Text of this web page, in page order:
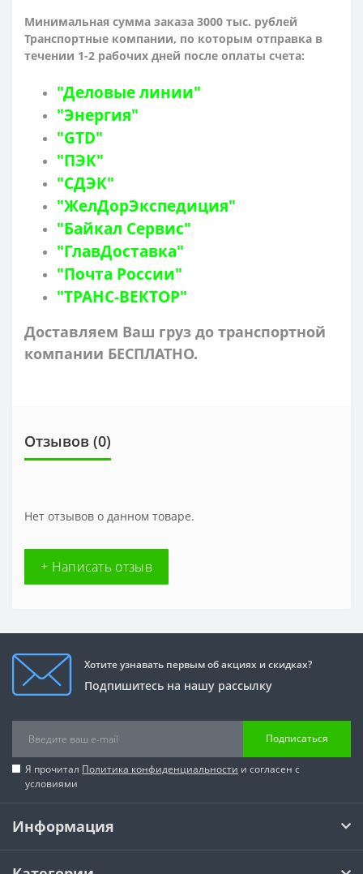
Минимальная сумма заказа 3000 тыс. рублей
Транспортные компании, по которым отправка в
течении 1-2 рабочих дней после оплаты счета:
"Деловые линии"
"Энергия"
"GTD"
"ПЭК"
"СДЭК"
"ЖелДорЭкспедиция"
"Байкал Сервис"
"ГлавДоставка"
"Почта России"
"ТРАНС-ВЕКТОР"
Доставляем Ваш груз до транспортной
компании БЕСПЛАТНО.
Отзывов (0)
Нет отзывов о данном товаре.
+ Написать отзыв
Хотите узнавать первым об акциях и скидках?
Подпишитесь на нашу рассылку
Подписаться
Я прочитал Политика конфиденциальности и согласен с
условиями
Информация